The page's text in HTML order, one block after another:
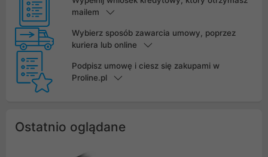
mailem
Wybierz sposób zawarcia umowy, poprzez
kuriera lub online
Podpisz umowę i ciesz się zakupami w
Proline.pl
Ostatnio oglądane